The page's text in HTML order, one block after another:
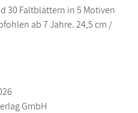
30 Faltblättern in 5 Motiven
ab 7 Jahre. 24,5 cm /
GmbH